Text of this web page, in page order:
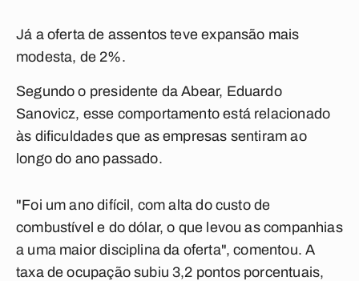
Já a oferta de assentos teve expansão mais
modesta, de 2%.
Segundo o presidente da Abear, Eduardo
Sanovicz, esse comportamento está relacionado
às dificuldades que as empresas sentiram ao
longo do ano passado.
"Foi um ano difícil, com alta do custo de
combustível e do dólar, o que levou as companhias
a uma maior disciplina da oferta", comentou. A
taxa de ocupação subiu 3,2 pontos porcentuais,